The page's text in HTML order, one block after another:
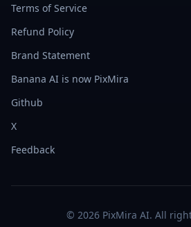
Terms of Service
Refund Policy
Brand Statement
Banana AI is now PixMira
Github
X
Feedback
© 2026 PixMira AI. All